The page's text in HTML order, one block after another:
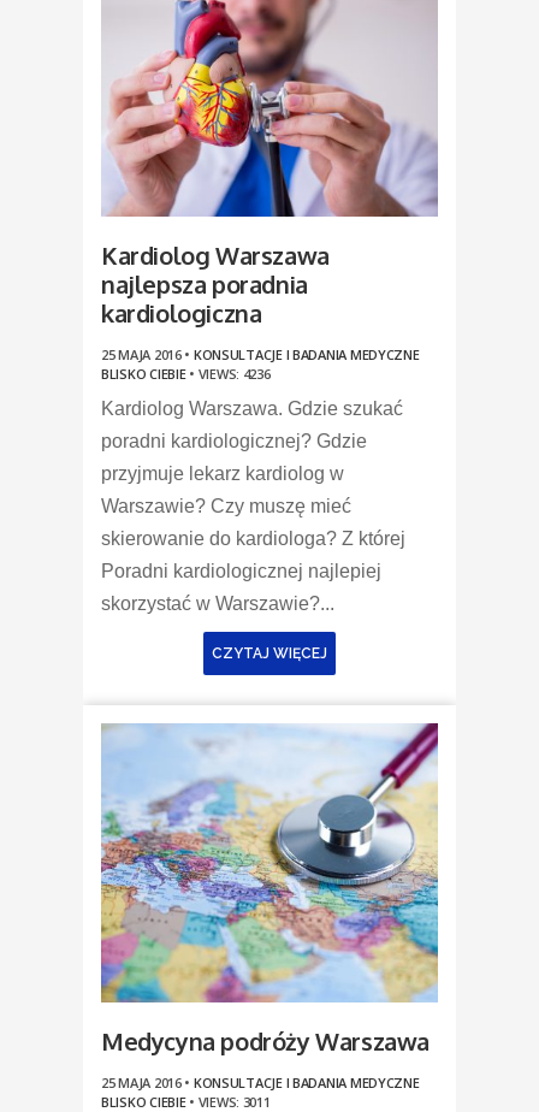
Kardiolog Warszawa
najlepsza poradnia
kardiologiczna
25 MAJA 2016 • KONSULTACJE I BADANIA MEDYCZNE
BLISKO CIEBIE• VIEWS: 4236
Kardiolog Warszawa. Gdzie szukać
poradni kardiologicznej? Gdzie
przyjmuje lekarz kardiolog w
Warszawie? Czy muszę mieć
skierowanie do kardiologa? Z której
Poradni kardiologicznej najlepiej
skorzystać w Warszawie?...
CZYTAJ WIĘCEJ
Medycyna podróży Warszawa
25 MAJA 2016 • KONSULTACJE I BADANIA MEDYCZNE
BLISKO CIEBIE• VIEWS: 3011